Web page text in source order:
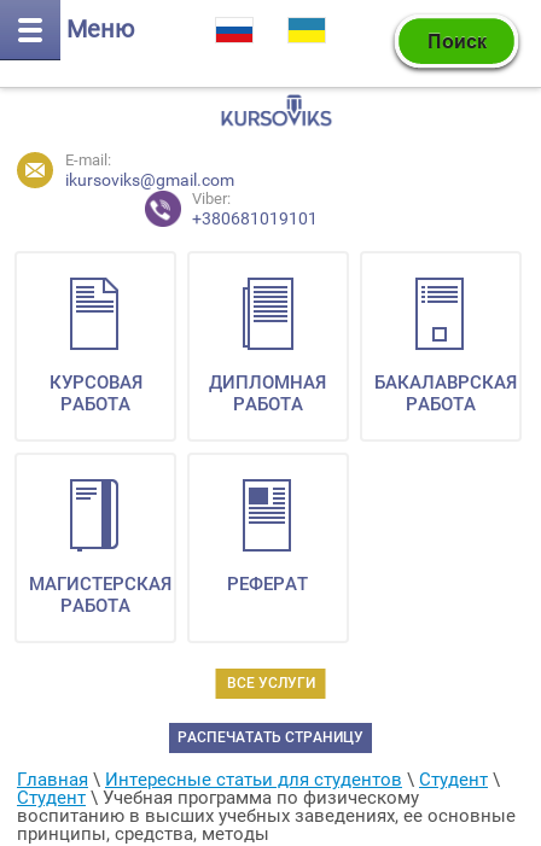
Меню
E-mail:
ikursoviks@gmail.com
Viber:
+380681019101
ВСЕ УСЛУГИ
КУРСОВАЯ
РАБОТА
ДИПЛОМНАЯ
РАБОТА
БАКАЛАВРСКАЯ
РАБОТА
МАГИСТЕРСКАЯ
РАБОТА
РЕФЕРАТ
РАСПЕЧАТАТЬ СТРАНИЦУ
Главная \ Интересные статьи для студентов \ Студент
Студент \ Учебная программа по физическому
воспитанию в высших учебных заведениях, ее основные
принципы, средства, методы